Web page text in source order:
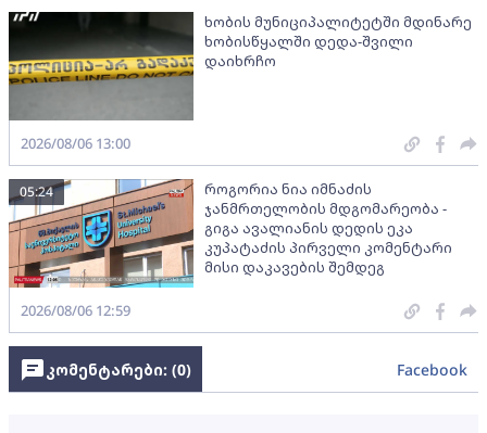
ხობის მუნიციპალიტეტში მდინარე
ხობისწყალში დედა-შვილი
დაიხრჩო
2026/08/06 13:00
როგორია ნია იმნაძის
ჯანმრთელობის მდგომარეობა -
გიგა ავალიანის დედის ეკა
კუპატაძის პირველი კომენტარი
მისი დაკავების შემდეგ
05:24
2026/08/06 12:59
კომენტარები: (0) Facebook